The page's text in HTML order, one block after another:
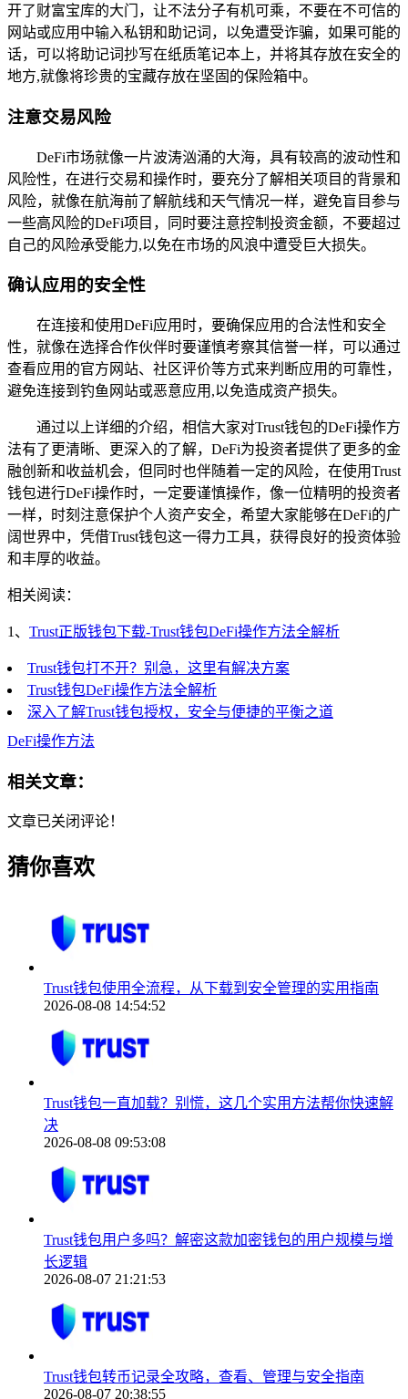
开了财富宝库的大门，让不法分子有机可乘，不要在不可信的
网站或应用中输入私钥和助记词，以免遭受诈骗，如果可能的
话，可以将助记词抄写在纸质笔记本上，并将其存放在安全的
地方,就像将珍贵的宝藏存放在坚固的保险箱中。
注意交易风险
DeFi市场就像一片波涛汹涌的大海，具有较高的波动性和
风险性，在进行交易和操作时，要充分了解相关项目的背景和
风险，就像在航海前了解航线和天气情况一样，避免盲目参与
一些高风险的DeFi项目，同时要注意控制投资金额，不要超过
自己的风险承受能力,以免在市场的风浪中遭受巨大损失。
确认应用的安全性
在连接和使用DeFi应用时，要确保应用的合法性和安全
性，就像在选择合作伙伴时要谨慎考察其信誉一样，可以通过
查看应用的官方网站、社区评价等方式来判断应用的可靠性，
避免连接到钓鱼网站或恶意应用,以免造成资产损失。
通过以上详细的介绍，相信大家对Trust钱包的DeFi操作方
法有了更清晰、更深入的了解，DeFi为投资者提供了更多的金
融创新和收益机会，但同时也伴随着一定的风险，在使用Trust
钱包进行DeFi操作时，一定要谨慎操作，像一位精明的投资者
一样，时刻注意保护个人资产安全，希望大家能够在DeFi的广
阔世界中，凭借Trust钱包这一得力工具，获得良好的投资体验
和丰厚的收益。
相关阅读：
1、 Trust正版钱包下载-Trust钱包DeFi操作方法全解析
Trust钱包打不开？别急，这里有解决方案
Trust钱包DeFi操作方法全解析
深入了解Trust钱包授权，安全与便捷的平衡之道
DeFi操作方法
相关文章：
文章已关闭评论！
猜你喜欢
Trust钱包使用全流程，从下载到安全管理的实用指南
2026-08-08 14:54:52
Trust钱包一直加载？别慌，这几个实用方法帮你快速解
决
2026-08-08 09:53:08
Trust钱包用户多吗？解密这款加密钱包的用户规模与增
长逻辑
2026-08-07 21:21:53
Trust钱包转币记录全攻略，查看、管理与安全指南
2026-08-07 20:38:55